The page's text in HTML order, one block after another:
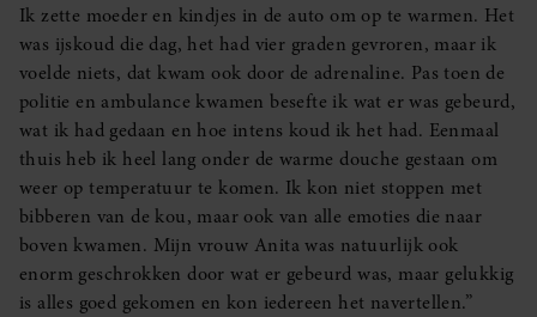
Ik zette moeder en kindjes in de auto om op te warmen. Het
was ijskoud die dag, het had vier graden gevroren, maar ik
voelde niets, dat kwam ook door de adrenaline. Pas toen de
politie en ambulance kwamen besefte ik wat er was gebeurd,
wat ik had gedaan en hoe intens koud ik het had. Eenmaal
thuis heb ik heel lang onder de warme douche gestaan om
weer op temperatuur te komen. Ik kon niet stoppen met
bibberen van de kou, maar ook van alle emoties die naar
boven kwamen. Mijn vrouw Anita was natuurlijk ook
enorm geschrokken door wat er gebeurd was, maar gelukkig
is alles goed gekomen en kon iedereen het navertellen.”